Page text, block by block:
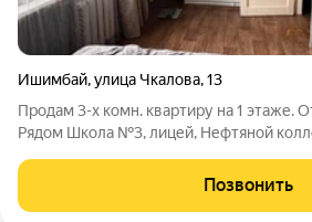
Ишимбай,улица Чкалова,13
Продам 3-х комн. квартиру на 1 этаже.
Рядом Школа №3, лицей, Нефтяной колледж.
отделку. Окна выходят во двор (тихо,
Локация: Для семьи с
Позвонить